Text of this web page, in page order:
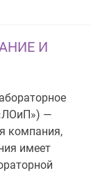
И
—
компания,
имеет